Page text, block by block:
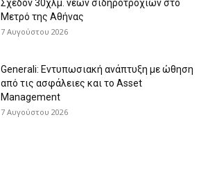
Σχεδόν 30χλμ. νέων σιδηροτροχιών στο
Μετρό της Αθήνας
7 Αυγούστου 2026
Generali: Eντυπωσιακή ανάπτυξη με ώθηση
από τις ασφάλειες και το Asset
Management
7 Αυγούστου 2026